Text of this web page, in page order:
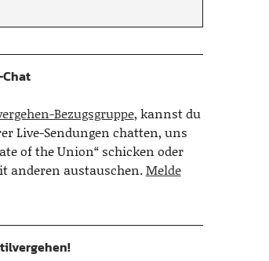
Bezugsgruppe, kannst du
Live-Sendungen chatten, uns
of the Union“ schicken oder
anderen austauschen.Melde